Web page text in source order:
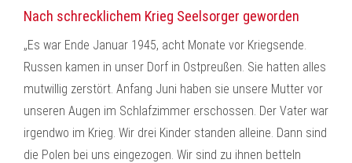
Nach schrecklichem Krieg Seelsorger geworden
„Es war Ende Januar 1945, acht Monate vor Kriegsende.
Russen kamen in unser Dorf in Ostpreußen. Sie hatten alles
mutwillig zerstört. Anfang Juni haben sie unsere Mutter vor
unseren Augen im Schlafzimmer erschossen. Der Vater war
irgendwo im Krieg. Wir drei Kinder standen alleine. Dann sind
die Polen bei uns eingezogen. Wir sind zu ihnen betteln